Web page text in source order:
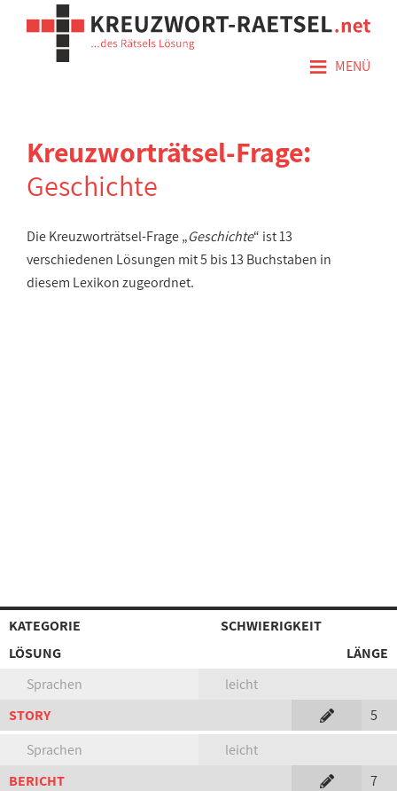
≡ MENÜ
Kreuzworträtsel-Frage:
Geschichte
Die Kreuzworträtsel-Frage „Geschichte“ ist 13
verschiedenen Lösungen mit 5 bis 13 Buchstaben in
diesem Lexikon zugeordnet.
KATEGORIE
SCHWIERIGKEIT
LÖSUNG
LÄNGE
Sprachen
leicht
STORY
5
Sprachen
leicht
BERICHT
7